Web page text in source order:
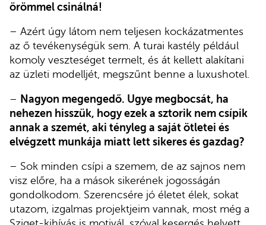
örömmel csinálná!
– Azért úgy látom nem teljesen kockázatmentes
az ő tevékenységük sem. A turai kastély például
komoly veszteséget termelt, és át kellett alakítani
az üzleti modelljét, megszűnt benne a luxushotel.
– Nagyon megengedő. Ugye megbocsát, ha
nehezen hisszük, hogy ezek a sztorik nem csípik
annak a szemét, aki tényleg a saját ötletei és
elvégzett munkája miatt lett sikeres és gazdag?
– Sok minden csípi a szemem, de az sajnos nem
visz előre, ha a mások sikerének jogosságán
gondolkodom. Szerencsére jó életet élek, sokat
utazom, izgalmas projektjeim vannak, most még a